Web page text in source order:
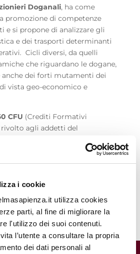
i cookie
utilizza cookies
parti, al fine di migliorare la
l'utilizzo dei suoi contenuti.
l’utente a consultare la propria
dei dati personali al
Doganali, ha come
promozione di competenze
e si propone di analizzare gli
e dei trasporti determinanti
Cicli diversi, da quelli
che riguardano le dogane,
anche dei forti mutamenti dei
vista geo-economico e
CFU (Crediti Formativi
agli addetti del